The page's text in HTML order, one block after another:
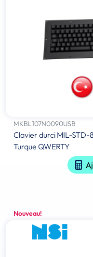
MKBL107N0090USB
Clavier durci MIL-STD-
Turque QWERTY
Nouveau!